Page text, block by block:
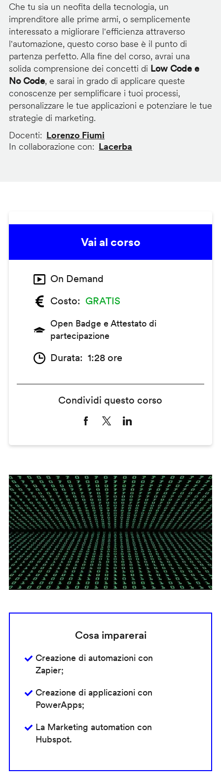
Che tu sia un neofita della tecnologia, un
imprenditore alle prime armi, o semplicemente
interessato a migliorare l'efficienza attraverso
l'automazione, questo corso base è il punto di
partenza perfetto. Alla fine del corso, avrai una
solida comprensione dei concetti di Low Code e
No Code, e sarai in grado di applicare queste
conoscenze per semplificare i tuoi processi,
personalizzare le tue applicazioni e potenziare le tue
strategie di marketing.
Docenti
Lorenzo Fiumi
In collaborazione con
Lacerba
Vai al corso
On Demand
Costo
GRATIS
Open Badge e Attestato di
partecipazione
Durata 1:28 ore
Condividi questo corso
Cosa imparerai
Creazione di automazioni con
Zapier;
Creazione di applicazioni con
PowerApps;
La Marketing automation con
Hubspot.